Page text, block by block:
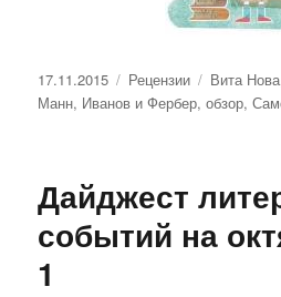
Опубликовано
17.11.2015 Рубрики
Рецензии Метки
Вита Нова
Манн, Иванов и Фербер,обзор,
Дайджест
событий на
1